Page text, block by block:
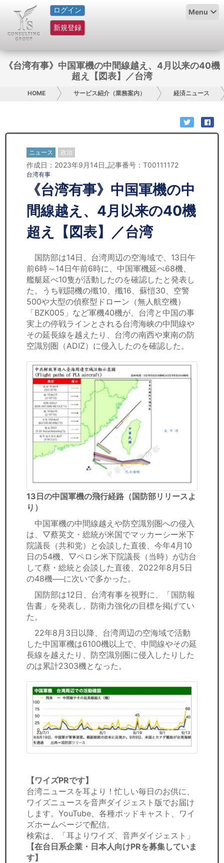
ログイン
新規登録
Menu
HOME
サービス紹介
コラム
お問い合わせ
日本人にPR
コンサルティング
リサーチ
セミナー
労務顧問
ＩＴ
飲食店情報
《台湾有事》中国軍機の中間線越え、4月以来の40機
超え【図表】／台湾
HOME サービス紹介（業務案内） 経済ニュース
ニュース 政治
作成日：2023年9月14日_記事番号：T00111172
台湾有事
《台湾有事》中国軍機の中
間線越え、4月以来の40機
超え【図表】／台湾
国防部は14日、台湾周辺の空海域で、13日午
前6時～14日午前6時に、中国軍機延べ68機、
艦艇延べ10隻が活動したのを確認したと発表し
た。うち戦闘機の殲10、殲16、蘇愷30、空警
500や大型の偵察型ドローン（無人航空機）
「BZK005」など軍機40機が、台湾と中国の事
実上の停戦ラインとされる台湾海峡の中間線や
その延長線を越えたり、台湾の南西や東南の防
空識別圏（ADIZ）に侵入したのを確認した。
13日の中国軍機の飛行経路（国防部リリースよ
り）
中国軍機の中間線越えや防空識別圏への侵入
は、▽蔡英文・総統が米国でマッカーシー米下
院議長（共和党）と会談した直後、今年4月10
日の54機、▽ペロシ米下院議長（当時）が訪台
して蔡・総統と会談した直後、2022年8月5日
の48機──に次いで多かった。
国防部は12日、台湾有事を視野に、「国防報
告書」を発表し、防衛力強化の目標を掲げてい
た。
22年8月3日以降、台湾周辺の空海域で活動
した中国軍機は6100機以上で、中間線やその延
長線を越えたり、防空識別圏に侵入したりした
のは累計2303機となった。
【ワイズPRです】
台湾ニュースを耳より！忙しい毎日のお供に、
ワイズニュースを音声ダイジェスト版でお届け
します。YouTube、各種ポッドキャスト、ワイ
ズホームページで配信。
検索は、「耳よりワイズ、音声ダイジェスト」
【在台日系企業・日本人向けPRを募集していま
す】